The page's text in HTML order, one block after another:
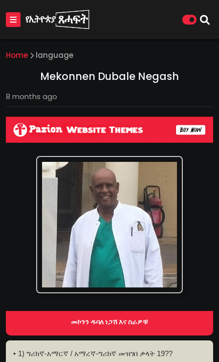
Home language
Mekonnen Dubale Negash
8 months ago
መኮንን ዱባለ ነጋሽ እና ስራዎቹ
1) ግሪክኛ-አማርኛ / አማረኛ-ግሪክኛ መዝገበ ቃላት 19??